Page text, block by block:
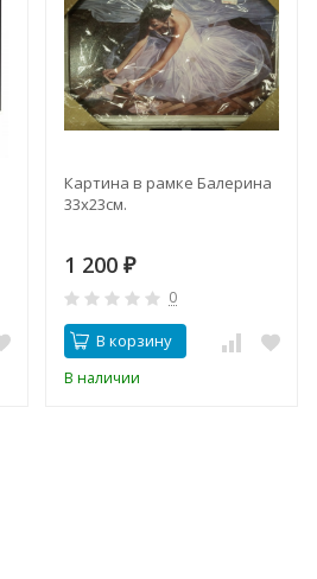
Картина в рамке Балерина
33х23см.
1 200₽
0
В корзину
В наличии